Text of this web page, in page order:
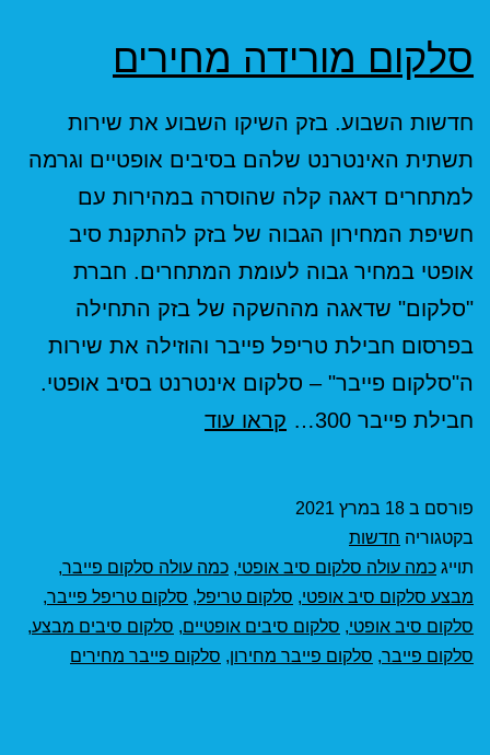
סלקום מורידה מחירים
חדשות השבוע. בזק השיקו השבוע את שירות
תשתית האינטרנט שלהם בסיבים אופטיים וגרמה
למתחרים דאגה קלה שהוסרה במהירות עם
חשיפת המחירון הגבוה של בזק להתקנת סיב
אופטי במחיר גבוה לעומת המתחרים. חברת
"סלקום" שדאגה מההשקה של בזק התחילה
בפרסום חבילת טריפל פייבר והוזילה את שירות
ה"סלקום פייבר" – סלקום אינטרנט בסיב אופטי.
חבילת פייבר 300…
קראו עודסלקום
פורסם ב 18 במרץ 2021
בקטגוריה חדשות
תוייג כמה עולה סלקום סיב אופטי, כמה עולה סלקום פייבר,
מבצע סלקום סיב אופטי, סלקום טריפל, סלקום טריפל פייבר,
סלקום סיב אופטי, סלקום סיבים אופטיים, סלקום סיבים מבצע,
סלקום פייבר, סלקום פייבר מחירון, סלקום פייבר מחירים